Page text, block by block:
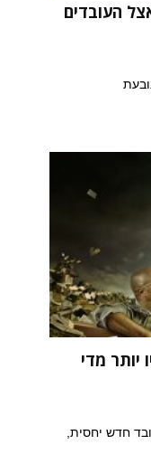
העובדים
יותר מדי
חדש יחסית,